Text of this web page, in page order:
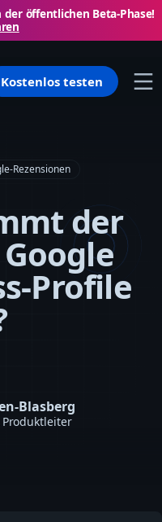
der öffentlichen Beta-Phase!
Kostenlos testen
Rezensionen
der
Profile
Blasberg